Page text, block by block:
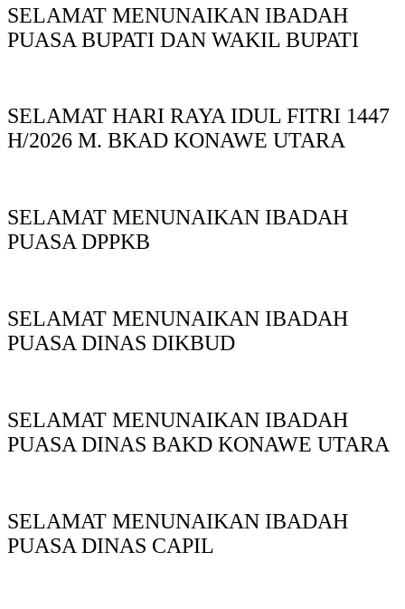
SELAMAT MENUNAIKAN IBADAH
PUASA BUPATI DAN WAKIL BUPATI
SELAMAT HARI RAYA IDUL FITRI 1447
H/2026 M. BKAD KONAWE UTARA
SELAMAT MENUNAIKAN IBADAH
PUASA DPPKB
SELAMAT MENUNAIKAN IBADAH
PUASA DINAS DIKBUD
SELAMAT MENUNAIKAN IBADAH
PUASA DINAS BAKD KONAWE UTARA
SELAMAT MENUNAIKAN IBADAH
PUASA DINAS CAPIL